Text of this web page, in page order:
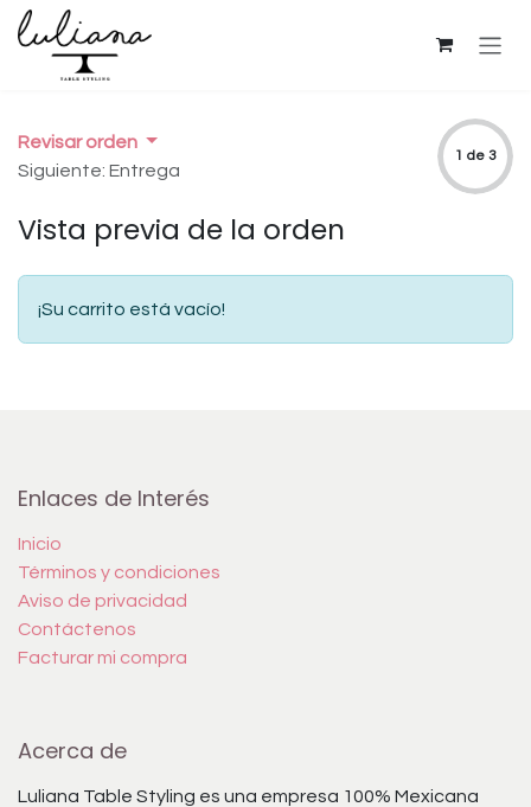
Ir al contenido
Revisar orden
Siguiente: Entrega
1 de 3
Vista previa de la orden
¡Su carrito está vacío!
Enlaces de Interés
Inicio
Términos y condiciones
Aviso de privacidad
Contáctenos
Facturar mi compra
Acerca de
Luliana Table Styling es una empresa 100% Mexicana